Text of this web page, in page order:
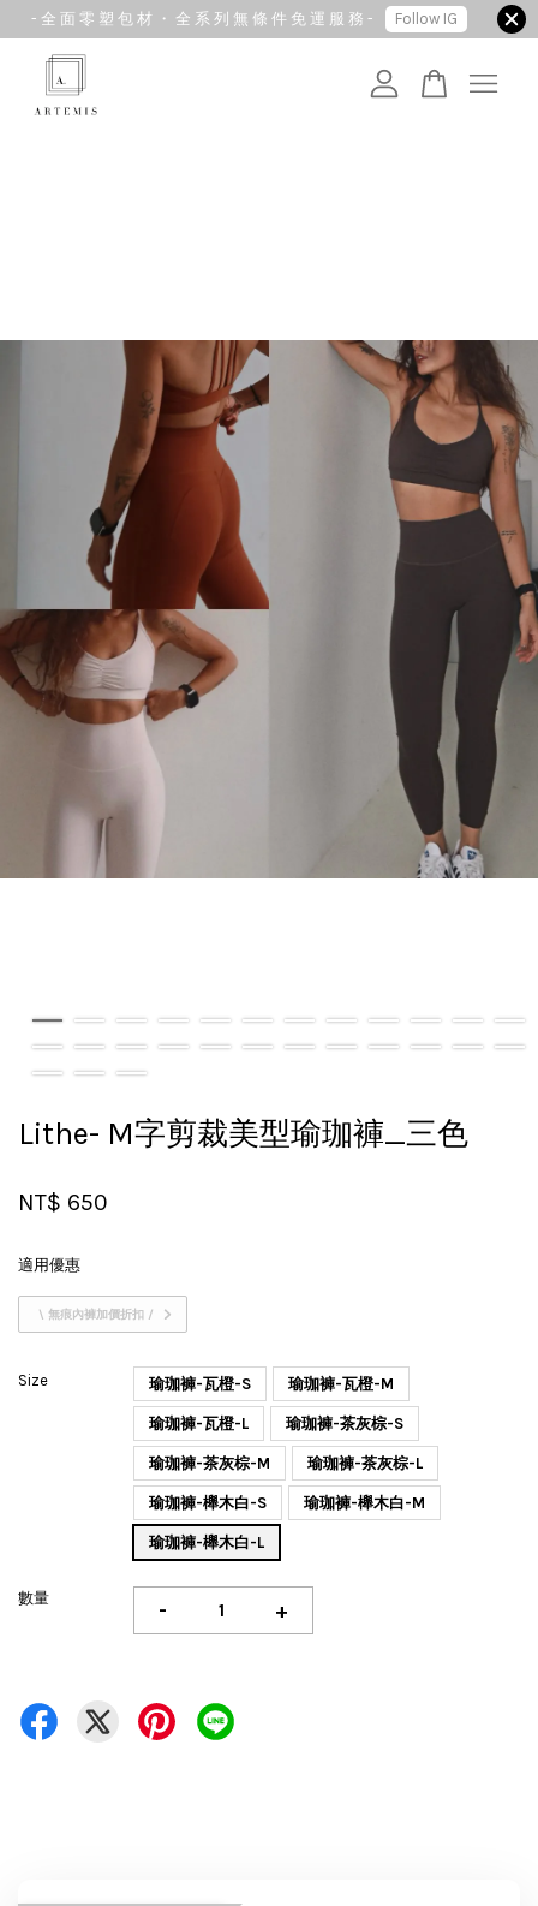
- 全 面 零 塑 包 材 ・ 全 系 列 無 條 件 免 運 服 務 - Follow IG
Lithe- M字剪裁美型瑜珈褲_三色
NT$ 650
適用優惠
\ 無痕內褲加價折扣 /
Size 瑜珈褲-瓦橙-S 瑜珈褲-瓦橙-M
瑜珈褲-瓦橙-L 瑜珈褲-茶灰棕-S
瑜珈褲-茶灰棕-M 瑜珈褲-茶灰棕-L
瑜珈褲-櫸木白-S 瑜珈褲-櫸木白-M
瑜珈褲-櫸木白-L
數量 - +
您的購物車目前還是空的。